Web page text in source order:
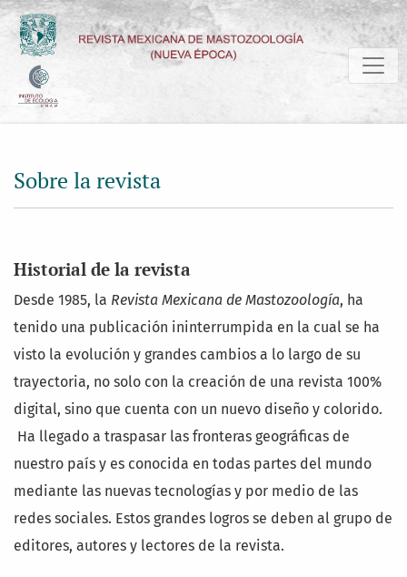
Sobre la revista
Sobre la revista
Historial de la revista
Desde 1985, la Revista Mexicana de Mastozoología, ha
tenido una publicación ininterrumpida en la cual se ha
visto la evolución y grandes cambios a lo largo de su
trayectoria, no solo con la creación de una revista 100%
digital, sino que cuenta con un nuevo diseño y colorido.
Ha llegado a traspasar las fronteras geográficas de
nuestro país y es conocida en todas partes del mundo
mediante las nuevas tecnologías y por medio de las
redes sociales. Estos grandes logros se deben al grupo de
editores, autores y lectores de la revista.